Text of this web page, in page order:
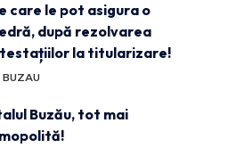
care le pot asigura o
după rezolvarea
la titularizare!
BUZAU
Buzău, tot mai